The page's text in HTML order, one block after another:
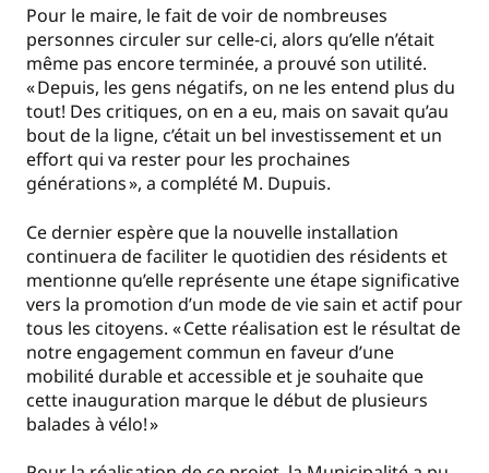
Pour le maire, le fait de voir de nombreuses
personnes circuler sur celle-ci, alors qu’elle n’était
même pas encore terminée, a prouvé son utilité.
« Depuis, les gens négatifs, on ne les entend plus du
tout! Des critiques, on en a eu, mais on savait qu’au
bout de la ligne, c’était un bel investissement et un
effort qui va rester pour les prochaines
générations », a complété M. Dupuis.
Ce dernier espère que la nouvelle installation
continuera de faciliter le quotidien des résidents et
mentionne qu’elle représente une étape significative
vers la promotion d’un mode de vie sain et actif pour
tous les citoyens. « Cette réalisation est le résultat de
notre engagement commun en faveur d’une
mobilité durable et accessible et je souhaite que
cette inauguration marque le début de plusieurs
balades à vélo! »